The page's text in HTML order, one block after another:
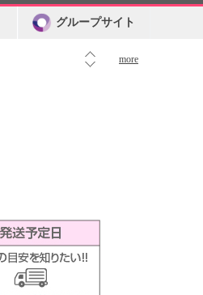
more
グループサイト